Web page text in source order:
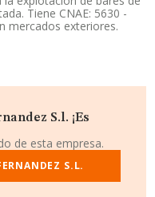
Tiene CNAE: 5630 -
mercados exteriores.
y la media de
mil euros. Como
es de 16 años. La
S.l. ¡Es
de esta empresa.
S.L.